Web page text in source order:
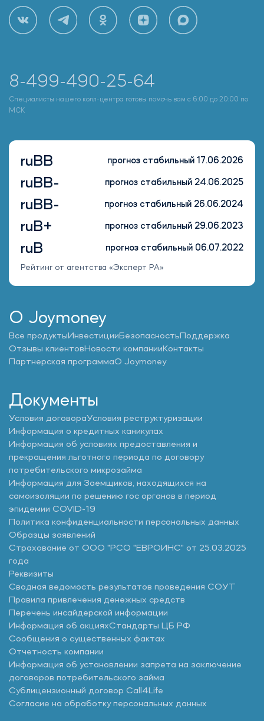
8-499-490-25-64
Специалисты нашего колл-центра готовы помочь вам с 6:00 до 20:00 по
МСК
ruBB прогноз стабильный 17.06.2026
ruBB- прогноз стабильный 24.06.2025
ruBB- прогноз стабильный 26.06.2024
ruB+ прогноз стабильный 29.06.2023
ruB прогноз стабильный 06.07.2022
Рейтинг от агентства «Эксперт РА»
О Joymoney
Все продуктыИнвестицииБезопасностьПоддержка
Отзывы клиентовНовости компанииКонтакты
Партнерская программаО Joymoney
Документы
Условия договораУсловия реструктуризации
Информация о кредитных каникулах
Информация об условиях предоставления и
прекращения льготного периода по договору
потребительского микрозайма
Информация для Заемщиков, находящихся на
самоизоляции по решению гос органов в период
эпидемии COVID-19
Политика конфиденциальности персональных данных
Образцы заявлений
Страхование от ООО "РСО "ЕВРОИНС" от 25.03.2025
года
Реквизиты
Сводная ведомость результатов проведения СОУТ
Правила привлечения денежных средств
Перечень инсайдерской информации
Информация об акцияхСтандарты ЦБ РФ
Сообщения о существенных фактах
Отчетность компании
Информация об установлении запрета на заключение
договоров потребительского займа
Сублицензионный договор Call4Life
Согласие на обработку персональных данных